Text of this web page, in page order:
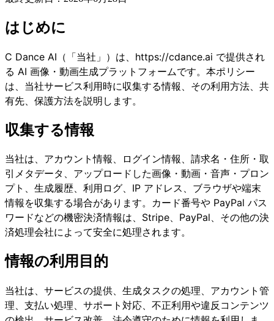
はじめに
C Dance AI（「当社」）は、 https://cdance.ai で提供され
る AI 画像・動画生成プラットフォームです。本ポリシー
は、当社サービス利用時に収集する情報、その利用方法、共
有先、保護方法を説明します。
収集する情報
当社は、アカウント情報、ログイン情報、請求名・住所・取
引メタデータ、アップロードした画像・動画・音声・プロン
プト、生成履歴、利用ログ、IP アドレス、ブラウザや端末
情報を収集する場合があります。カード番号や PayPal パス
ワードなどの機密決済情報は、Stripe、PayPal、その他の決
済処理会社によって安全に処理されます。
情報の利用目的
当社は、サービスの提供、生成タスクの処理、アカウント管
理、支払い処理、サポート対応、不正利用や違反コンテンツ